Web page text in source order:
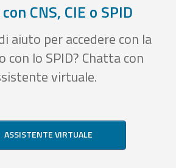
CNS, CIE o SPID
aiuto per accedere con la
con lo SPID? Chatta con
virtuale.
ASSISTENTE VIRTUALE